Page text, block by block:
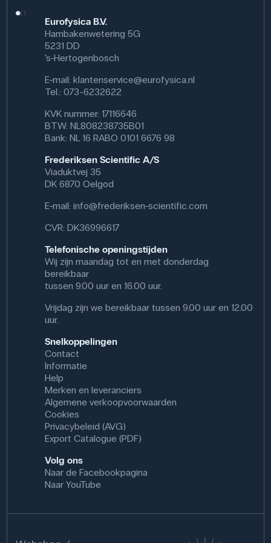
Eurofysica B.V.
Hambakenwetering 5G
5231 DD
's-Hertogenbosch
E-mail:klantenservice@eurofysica.nl
Tel.: 073-6232622
KVK nummer: 17116646
BTW: NL808238735B01
Bank: NL 16 RABO 0101 6676 98
Frederiksen Scientific A/S
Viaduktvej 35
DK 6870 Oelgod
E-mail:info@frederiksen-scientific.com
CVR: DK36996617
Telefonische openingstijden
Wij zijn maandag tot en met donderdag
bereikbaar
tussen 9.00 uur en 16.00 uur.
Vrijdag zijn we bereikbaar tussen 9.00 uur en 12.00
uur.
Snelkoppelingen
Contact
Informatie
Help
Merken en leveranciers
Algemene verkoopvoorwaarden
Cookies
Privacybeleid (AVG)
Export Catalogue (PDF)
Volg ons
Naar de Facebookpagina
Naar YouTube